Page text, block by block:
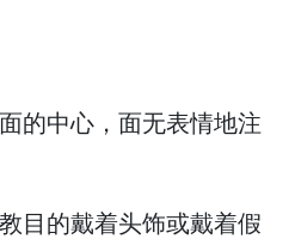
的中心，面无表情地注
目的戴着头饰或戴着假